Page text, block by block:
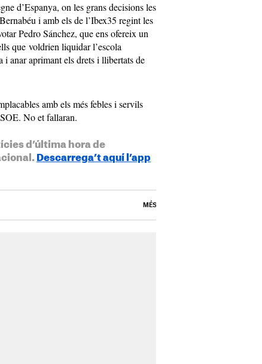
d’Espanya, on les grans decisions les
i amb els de l’Ibex35 regint les
Pedro Sánchez, que ens ofereix un
que voldrien liquidar l’escola
anar aprimant els drets i llibertats de
amb els més febles i servils
No et fallaran.
d’última hora de
Descarrega’t aquí l’app
MÉS